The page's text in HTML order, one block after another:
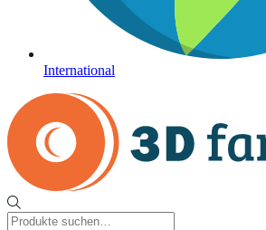
International